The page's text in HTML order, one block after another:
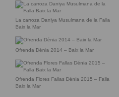
La carroza Daniya Musulmana de la Falla
Baix la Mar
Ofrenda Dénia 2014 – Baix la Mar
Ofrenda Flores Fallas Dénia 2015 – Falla
Baix la Mar